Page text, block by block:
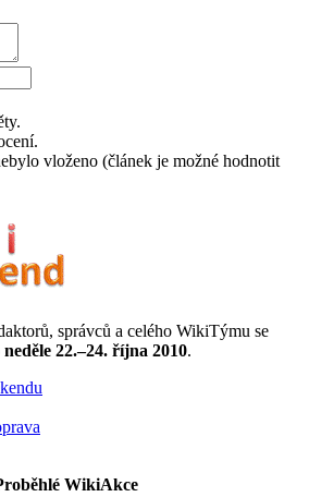
vloženo (článek je možné hodnotit
správců a celého WikiTýmu se
22.–24. října 2010.
WikiAkce